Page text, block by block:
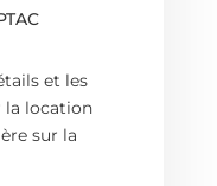
et les
la location
sur la